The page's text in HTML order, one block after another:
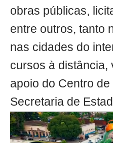
obras públicas,
entre outros, tanto
nas cidades do
cursos à distância,
apoio do Centro
Secretaria de